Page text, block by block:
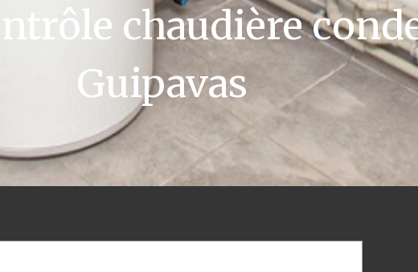
chaudière
Guipavas